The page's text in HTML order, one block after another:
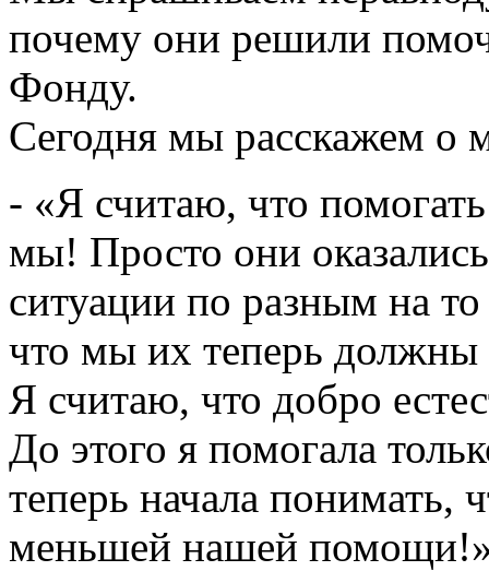
почему они решили
Фонду.
Сегодня мы расскажем о
- «Я считаю, что
мы! Просто они
ситуации по разным на
что мы их теперь должны
Я считаю, что добро
До этого я помогала
теперь начала понимать,
меньшей нашей